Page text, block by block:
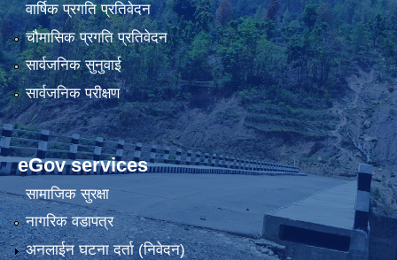
वार्षिक प्रगति प्रतिवेदन
चौमासिक प्रगति प्रतिवेदन
सार्वजनिक सुनुवाई
सार्वजनिक परीक्षण
eGov services
सामाजिक सुरक्षा
नागरिक वडापत्र
अनलाईन घटना दर्ता (निवेदन)